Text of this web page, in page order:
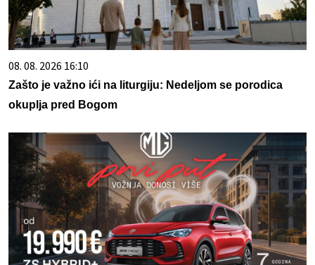
08. 08. 2026 16:10
Zašto je važno ići na liturgiju: Nedeljom se porodica
okuplja pred Bogom